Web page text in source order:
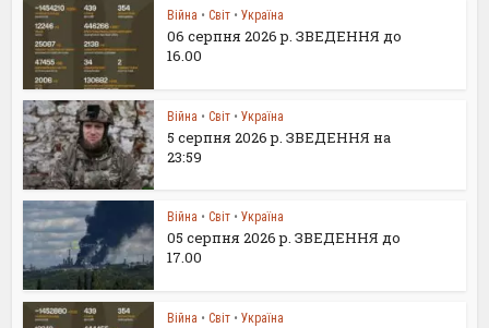
Війна • Світ • Україна
06 серпня 2026 р. ЗВЕДЕННЯ до
16.00
Війна • Світ • Україна
5 серпня 2026 р. ЗВЕДЕННЯ на
23:59
Війна • Світ • Україна
05 серпня 2026 р. ЗВЕДЕННЯ до
17.00
Війна • Світ • Україна